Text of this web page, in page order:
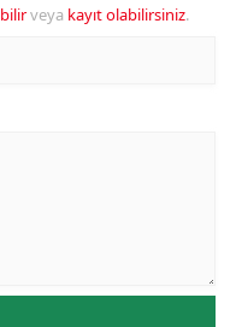
veya kayıt olabilirsiniz.